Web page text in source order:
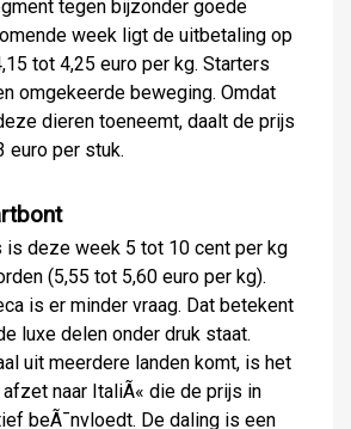
tegen bijzonder goede
week ligt de uitbetaling op
tot 4,25 euro per kg. Starters
omgekeerde beweging. Omdat
dieren toeneemt, daalt de prijs
euro per stuk.
is deze week 5 tot 10 cent per kg
(5,55 tot 5,60 euro per kg).
is er minder vraag. Dat betekent
luxe delen onder druk staat.
uit meerdere landen komt, is het
naar ItaliÃ« die de prijs in
beÃ¯nvloedt. De daling is een